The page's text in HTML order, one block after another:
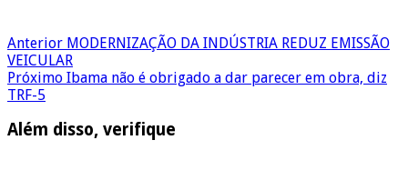
Anterior MODERNIZAÇÃO DA INDÚSTRIA REDUZ EMISSÃO
VEICULAR
Próximo Ibama não é obrigado a dar parecer em obra, diz
TRF-5
Além disso, verifique